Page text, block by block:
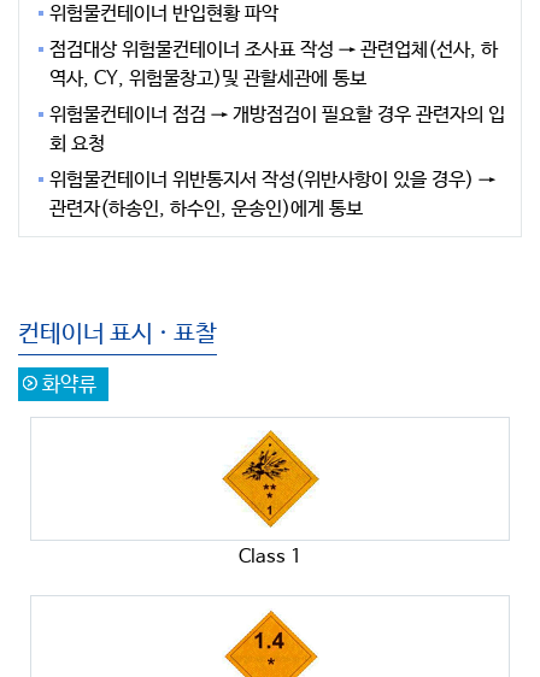
위험물컨테이너 반입현황 파악
점검대상 위험물컨테이너 조사표 작성 → 관련업체(선사, 하
역사, CY, 위험물창고)및 관할세관에 통보
위험물컨테이너 점검 → 개방점검이 필요할 경우 관련자의 입
회 요청
위험물컨테이너 위반통지서 작성(위반사항이 있을 경우) →
관련자(하송인, 하수인, 운송인)에게 통보
컨테이너 표시 · 표찰
화약류
Class 1